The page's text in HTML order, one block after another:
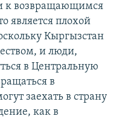
к возвращающимся
является плохой
Кыргызстан
и люди,
в Центральную
в
заехать в страну
как в